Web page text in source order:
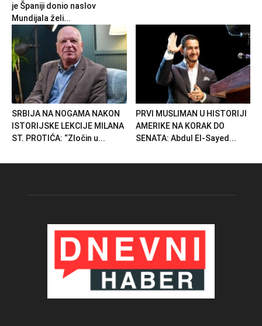
je Španiji donio naslov
Mundijala želi...
SRBIJA NA NOGAMA NAKON
ISTORIJSKE LEKCIJE MILANA
ST. PROTIĆA: “Zločin u...
PRVI MUSLIMAN U HISTORIJI
AMERIKE NA KORAK DO
SENATA: Abdul El-Sayed...